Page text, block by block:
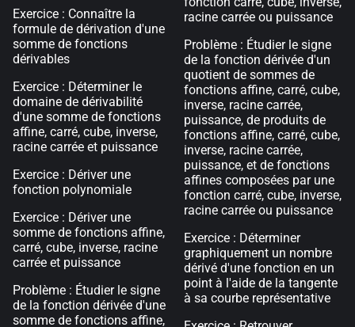
Exercice : Connaître la
formule de dérivation d'une
somme de fonctions
dérivables
Exercice : Déterminer le
domaine de dérivabilité
d'une somme de fonctions
affine, carré, cube, inverse,
racine carrée et puissance
Exercice : Dériver une
fonction polynomiale
Exercice : Dériver une
somme de fonctions affine,
carré, cube, inverse, racine
carrée et puissance
Problème : Étudier le signe
de la fonction dérivée d'une
somme de fonctions affine,
racine carrée ou puissance
Problème : Étudier le signe
de la fonction dérivée d'un
quotient de sommes de
fonctions affine, carré, cube,
inverse, racine carrée,
puissance, de produits de
fonctions affine, carré, cube,
inverse, racine carrée,
puissance, et de fonctions
affines composées par une
fonction carré, cube, inverse,
racine carrée ou puissance
Exercice : Déterminer
graphiquement un nombre
dérivé d'une fonction en un
point à l'aide de la tangente
à sa courbe représentative